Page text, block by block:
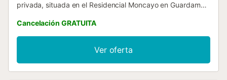
privada, situada en el Residencial Moncayo en Guardamar
única en la Costa Blanca. En una zona residencial tranquila,
combina practicidad y lujo. La villa consta de un salón,
comedor y una cocina totalmente equipada. Dispone de
aire acondicionado, calefacción, televisión y wifi. Con sus
tres dormitorios compuestos por camas de matrimonio y
Cancelación GRATUITA
Ver oferta